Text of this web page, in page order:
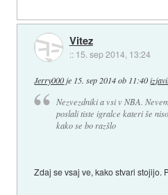
Vitez
:: 15. sep 2014, 13:24
Jerry000je 15. sep 2014 ob 11:40
Nezvezdniki a vsi v NBA.
poslali tiste igralce kateri še
kako se bo razšlo
Zdaj se vsaj ve, kako stvari stojijo.